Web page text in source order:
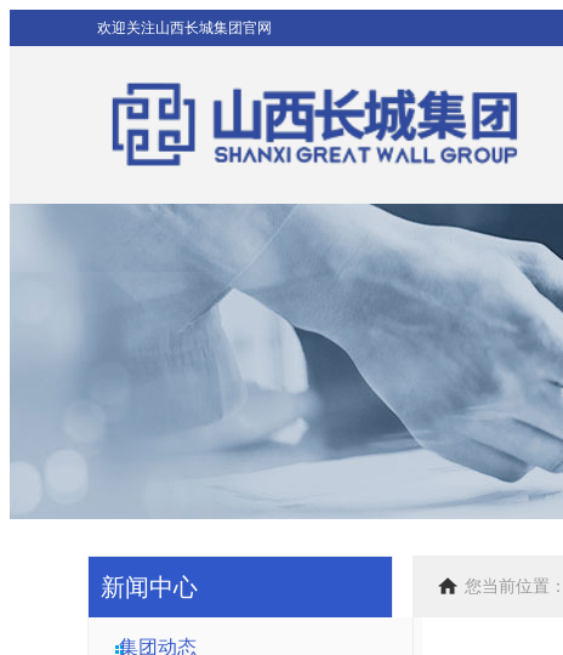
欢迎关注山西长城集团官网
新闻中心
集团动态
您当前位置：